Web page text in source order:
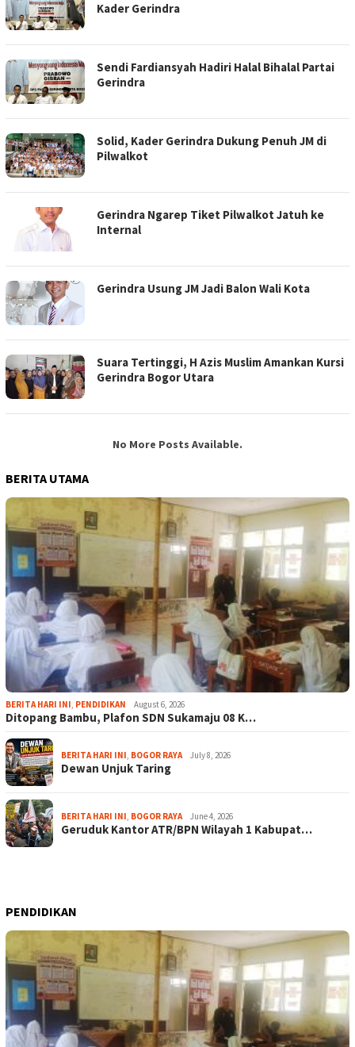
Kader Gerindra
Sendi Fardiansyah Hadiri Halal Bihalal Partai
Gerindra
Solid, Kader Gerindra Dukung Penuh JM di
Pilwalkot
Gerindra Ngarep Tiket Pilwalkot Jatuh ke
Internal
Gerindra Usung JM Jadi Balon Wali Kota
Suara Tertinggi, H Azis Muslim Amankan Kursi
Gerindra Bogor Utara
No More Posts Available.
BERITA UTAMA
BERITA HARI INI, PENDIDIKAN August 6, 2026
Ditopang Bambu, Plafon SDN Sukamaju 08 K…
BERITA HARI INI, BOGOR RAYA July 8, 2026
Dewan Unjuk Taring
BERITA HARI INI, BOGOR RAYA June 4, 2026
Geruduk Kantor ATR/BPN Wilayah 1 Kabupat…
PENDIDIKAN